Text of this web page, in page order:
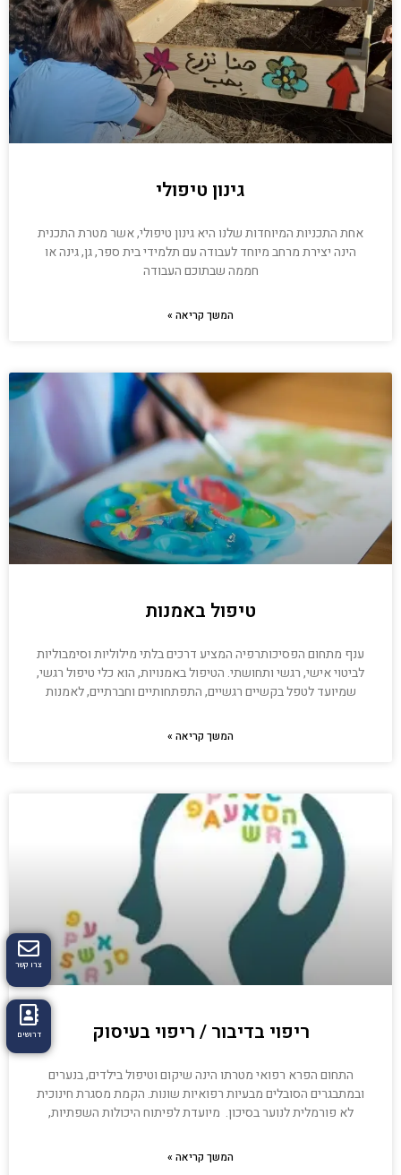
צרו קשר
דרושים
גינון טיפולי
אחת התכניות המיוחדות שלנו היא גינון טיפולי, אשר מטרת התכנית
הינה יצירת מרחב מיוחד לעבודה עם תלמידי בית ספר, גן, גינה או
חממה שבתוכם העבודה
המשך קריאה »
טיפול באמנות
ענף מתחום הפסיכותרפיה המציע דרכים בלתי מילוליות וסימבוליות
לביטוי אישי, רגשי ותחושתי. הטיפול באמנויות, הוא כלי טיפול רגשי,
שמיועד לטפל בקשיים רגשיים, התפתחותיים וחברתיים, לאמנות
המשך קריאה »
ריפוי בדיבור / ריפוי בעיסוק
התחום הפרא רפואי מטרתו הינה שיקום וטיפול בילדים, בנערים
ובמתבגרים הסובלים מבעיות רפואיות שונות. הקמת מסגרת חינוכית
לא פורמלית לנוער בסיכון. מיועדת לפיתוח היכולות השפתיות,
המשך קריאה »